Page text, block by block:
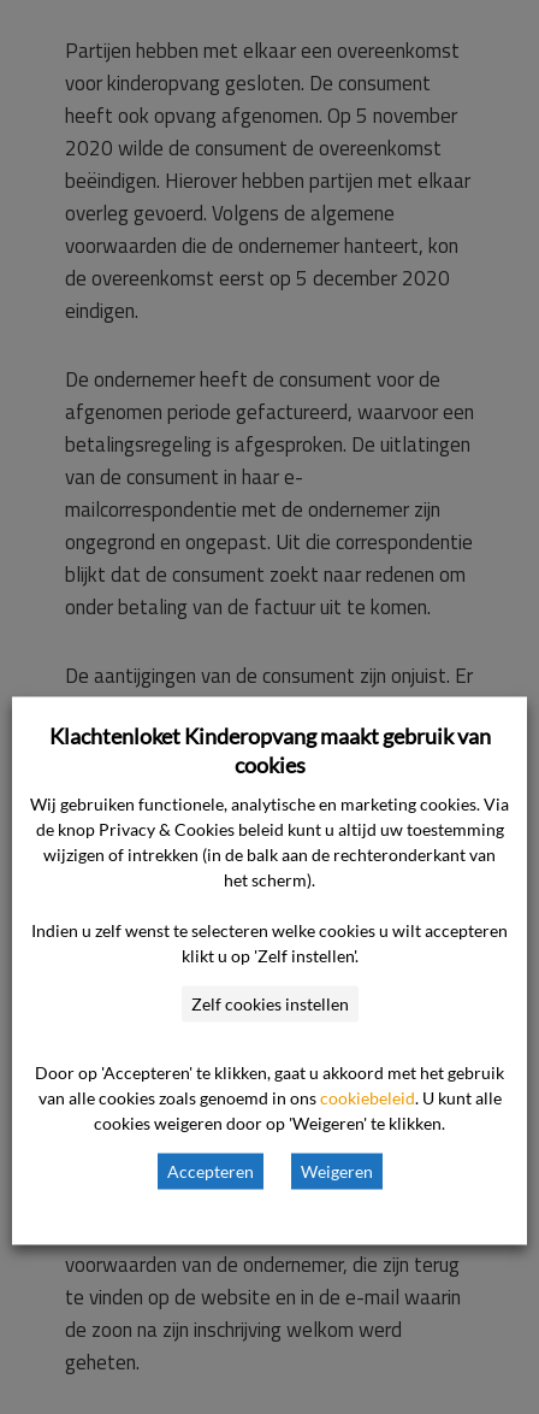
Partijen hebben met elkaar een overeenkomst
voor kinderopvang gesloten. De consument
heeft ook opvang afgenomen. Op 5 november
2020 wilde de consument de overeenkomst
beëindigen. Hierover hebben partijen met elkaar
overleg gevoerd. Volgens de algemene
voorwaarden die de ondernemer hanteert, kon
de overeenkomst eerst op 5 december 2020
eindigen.
De ondernemer heeft de consument voor de
afgenomen periode gefactureerd, waarvoor een
betalingsregeling is afgesproken. De uitlatingen
van de consument in haar e-
mailcorrespondentie met de ondernemer zijn
ongegrond en ongepast. Uit die correspondentie
blijkt dat de consument zoekt naar redenen om
onder betaling van de factuur uit te komen.
De aantijgingen van de consument zijn onjuist. Er
is niet naar de consument gebeld met het
verzoek de zoon te komen ophalen. De
consument heeft zelf gebeld met de
mededeling dat zij de zoon eerder kwam
ophalen, hetgeen in overleg met de
betreffende medewerker is gegaan. Aan de
moeilijk had op het kinderdagverblijf. De
consument had hier veel moeite mee.
telefonisch meedeelde dat de opvang van de
zoon niet meer nodig was en dat zij de
overeenkomst wilde opzeggen, is zij gewezen
op de opzegtermijn. Voor opzegging van een
overeenkomst geldt een opzegtermijn van één
voorwaarden van de ondernemer, die zijn terug
te vinden op de website en in de e-mail waarin
de zoon na zijn inschrijving welkom werd
geheten.
Klachtenloket Kinderopvang maakt gebruik van
cookies
Wij gebruiken functionele, analytische en marketing cookies. Via
de knop Privacy & Cookies beleid kunt u altijd uw toestemming
wijzigen of intrekken (in de balk aan de rechteronderkant van
het scherm).
Indien u zelf wenst te selecteren welke cookies u wilt accepteren
klikt u op 'Zelf instellen'.
Zelf cookies instellen
Door op 'Accepteren' te klikken, gaat u akkoord met het gebruik
van alle cookies zoals genoemd in onscookiebeleid . U kunt alle
cookies weigeren door op 'Weigeren' te klikken.
Accepteren Weigeren